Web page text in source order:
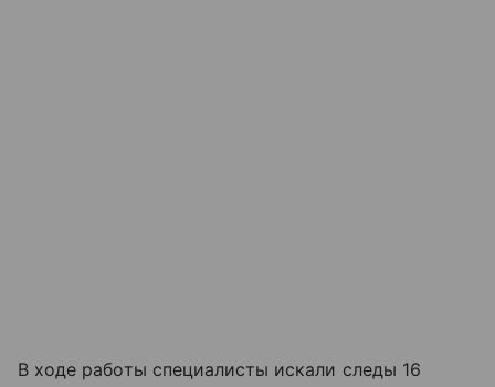
В ходе работы специалисты искали следы 16